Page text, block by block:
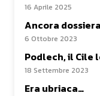
16 Aprile 2025
Ancora
6 Ottobre 2023
Podlech, il Cile
18 Settembre 2023
Era ubriaca…